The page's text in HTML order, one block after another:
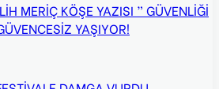
MERİÇ KÖŞE YAZISI ” GÜVENLİĞİ
YAŞIYOR!